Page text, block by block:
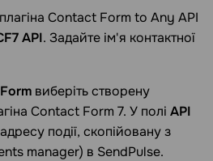
Contact Form to Any API
API. Задайте ім'я контактної
виберіть створену
Contact Form 7. У полі API
події, скопійовану з
manager) в SendPulse.